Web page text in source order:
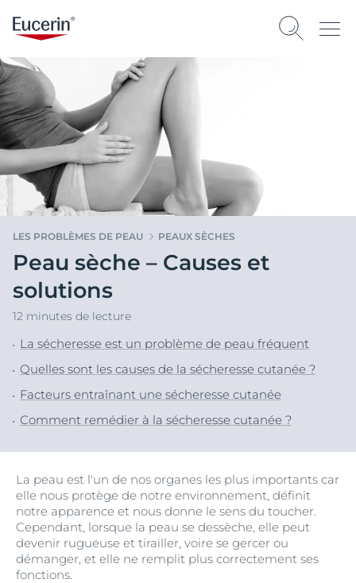
LES PROBLÈMES DE PEAU PEAUX SÈCHES
Peau sèche – Causes et
solutions
12 minutes de lecture
La sécheresse est un problème de peau fréquent
Quelles sont les causes de la sécheresse cutanée ?
Facteurs entraînant une sécheresse cutanée
Comment remédier à la sécheresse cutanée ?
La peau est l'un de nos organes les plus importants car
elle nous protège de notre environnement, définit
notre apparence et nous donne le sens du toucher.
Cependant, lorsque la peau se dessèche, elle peut
devenir rugueuse et tirailler, voire se gercer ou
démanger, et elle ne remplit plus correctement ses
fonctions.